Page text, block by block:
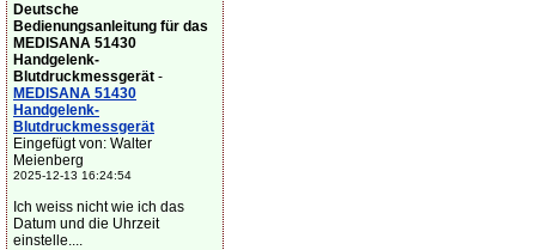
Deutsche
Bedienungsanleitung für das
MEDISANA 51430
Handgelenk-
Blutdruckmessgerät -
MEDISANA 51430
Handgelenk-
Blutdruckmessgerät
Eingefügt von: Walter
Meienberg
2025-12-13 16:24:54
Ich weiss nicht wie ich das
Datum und die Uhrzeit
einstelle....